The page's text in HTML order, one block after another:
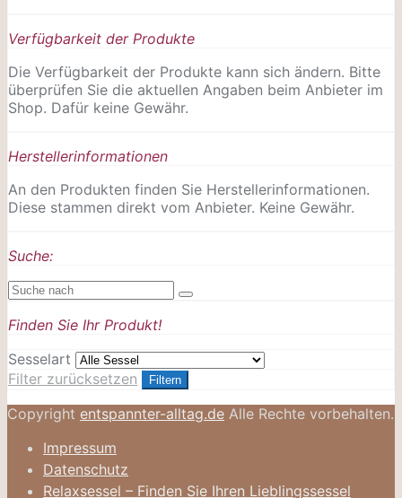
Verfügbarkeit der Produkte
Die Verfügbarkeit der Produkte kann sich ändern. Bitte
überprüfen Sie die aktuellen Angaben beim Anbieter im
Shop. Dafür keine Gewähr.
Herstellerinformationen
An den Produkten finden Sie Herstellerinformationen.
Diese stammen direkt vom Anbieter. Keine Gewähr.
Suche:
Finden Sie Ihr Produkt!
Sesselart
Filter zurücksetzen
Filtern
Copyright entspannter-alltag.de Alle Rechte vorbehalten.
Impressum
Datenschutz
Relaxsessel – Finden Sie Ihren Lieblingssessel